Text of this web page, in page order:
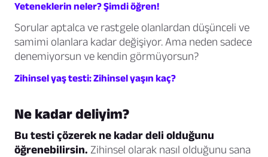
Yeteneklerin neler? Şimdi öğren!
Sorular aptalca ve rastgele olanlardan düşünceli ve
samimi olanlara kadar değişiyor. Ama neden sadece
denemiyorsun ve kendin görmüyorsun?
Zihinsel yaş testi: Zihinsel yaşın kaç?
Ne kadar deliyim?
Bu testi çözerek ne kadar deli olduğunu
öğrenebilirsin. Zihinsel olarak nasıl olduğunu sana